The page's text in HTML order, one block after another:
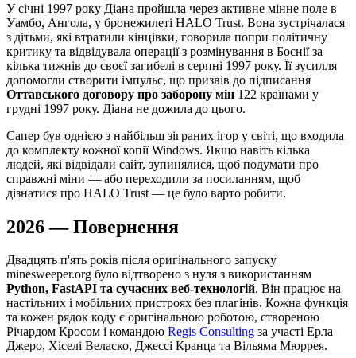
У січні 1997 року Діана пройшла через активне мінне поле в
Уамбо, Ангола, у бронежилеті HALO Trust. Вона зустрічалася
з дітьми, які втратили кінцівки, говорила попри політичну
критику та відвідувала операції з розмінування в Боснії за
кілька тижнів до своєї загибелі в серпні 1997 року. Її зусилля
допомогли створити імпульс, що призвів до підписання
Оттавського договору про заборону мін 122 країнами у
грудні 1997 року. Діана не дожила до цього.
Сапер був однією з найбільш зіграних ігор у світі, що входила
до комплекту кожної копії Windows. Якщо навіть кілька
людей, які відвідали сайт, зупинялися, щоб подумати про
справжні міни — або переходили за посиланням, щоб
дізнатися про HALO Trust — це було варто робити.
2026 — Повернення
Двадцять п'ять років після оригінального запуску
minesweeper.org було відтворено з нуля з використанням
Python, FastAPI та сучасних веб-технологій. Він працює на
настільних і мобільних пристроях без плагінів. Кожна функція
та кожен рядок коду є оригінальною роботою, створеною
Річардом Кросом і командою Regis Consulting за участі Ерла
Джеро, Хіселі Веласко, Джессі Кранца та Вільяма Мюррея.